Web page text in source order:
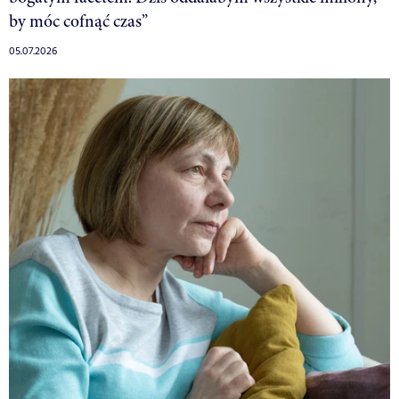
by móc cofnąć czas”
05.07.2026